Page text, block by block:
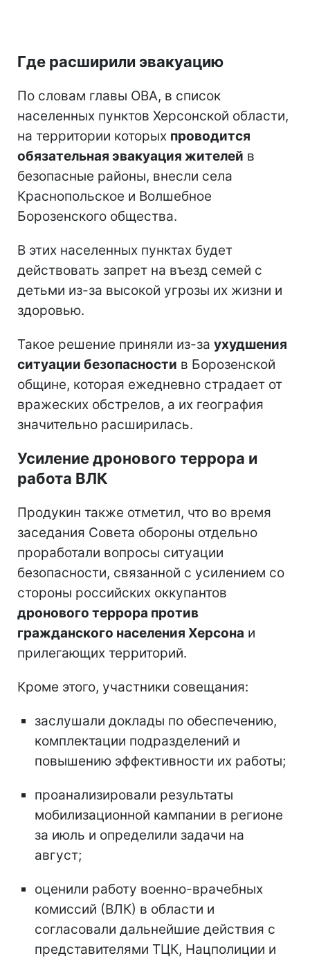
Где расширили эвакуацию
По словам главы ОВА, в список
населенных пунктов Херсонской области,
на территории которых проводится
обязательная эвакуация жителей в
безопасные районы, внесли села
Краснопольское и Волшебное
Борозенского общества.
В этих населенных пунктах будет
действовать запрет на въезд семей с
детьми из-за высокой угрозы их жизни и
здоровью.
Такое решение приняли из-за ухудшения
ситуации безопасности в Борозенской
общине, которая ежедневно страдает от
вражеских обстрелов, а их география
значительно расширилась.
Усиление дронового террора и
работа ВЛК
Продукин также отметил, что во время
заседания Совета обороны отдельно
проработали вопросы ситуации
безопасности, связанной с усилением со
стороны российских оккупантов
дронового террора против
гражданского населения Херсона и
прилегающих территорий.
Кроме этого, участники совещания:
заслушали доклады по обеспечению,
комплектации подразделений и
повышению эффективности их работы;
проанализировали результаты
мобилизационной кампании в регионе
за июль и определили задачи на
август;
оценили работу военно-врачебных
комиссий (ВЛК) в области и
согласовали дальнейшие действия с
представителями ТЦК, Нацполиции и